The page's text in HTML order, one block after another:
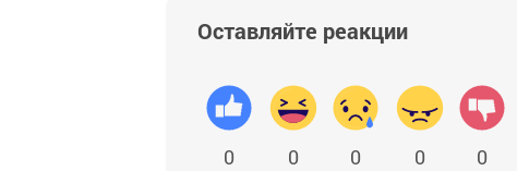
Оставляйте реакции
0 0 0 0 0